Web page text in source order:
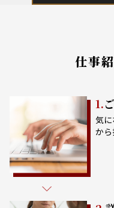
仕事
1.
気
から